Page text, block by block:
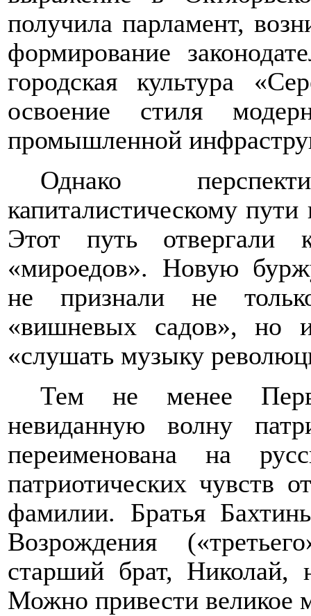
получила парламент,
формирование
городская культура
освоение стиля
промышленной
Однако
капиталистическому
Этот путь отвергали
«мироедов». Новую
не признали не
«вишневых садов», но
«слушать музыку
Тем не менее
невиданную волну
переименована на
патриотических чувств
фамилии. Братья
Возрождения
старший брат, Николай,
Можно привести великое